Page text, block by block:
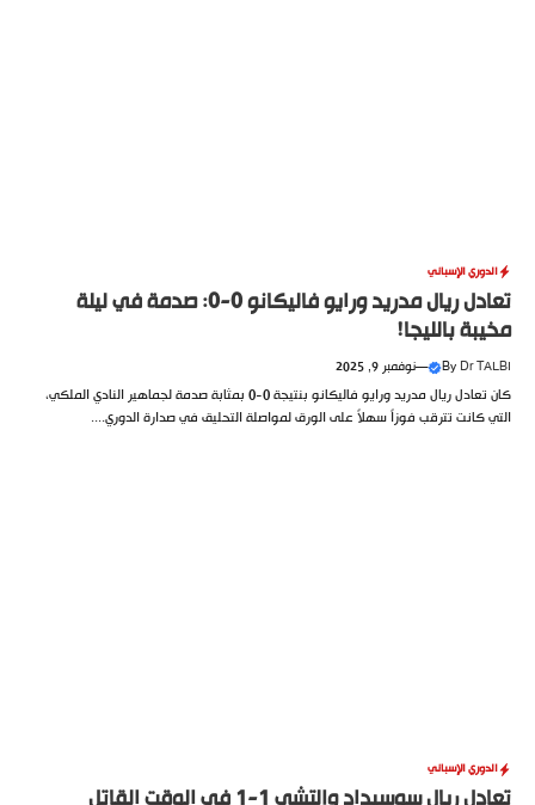
الدوري الإسباني
تعادل ريال مدريد ورايو فاليكانو 0-0: صدمة في ليلة
مخيبة بالليجا!
By Dr TALBI
—نوفمبر 9, 2025
كان تعادل ريال مدريد ورايو فاليكانو بنتيجة 0-0 بمثابة صدمة لجماهير النادي الملكي،
التي كانت تترقب فوزاً سهلاً على الورق لمواصلة التحليق في صدارة الدوري....
الدوري الإسباني